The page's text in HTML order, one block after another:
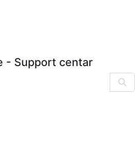
- Support centar